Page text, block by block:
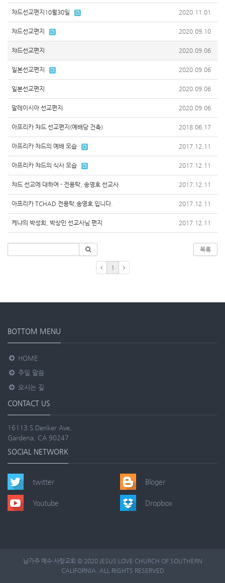
챠드선교편지10월30일 2020.11.01
챠드선교편지 2020.09.10
챠드선교편지 2020.09.06
일본선교편지 2020.09.06
일본선교편지 2020.09.06
말레이시아 선교편지 2020.09.06
아프리카 챠드 선교편지(예배당 건축) 2018.06.17
아프리카 챠드의 예배 모습 2017.12.11
아프리카 챠드의 식사 모습 2017.12.11
챠드 선교에 대하여 - 전용탁, 송영호 선교사 2017.12.11
아프리카 TCHAD 전용탁,송영호 입니다. 2017.12.11
케냐의 박성희, 박상민 선교사님 편지 2017.12.11
목록
1
BOTTOM MENU
HOME
주일 말씀
오시는 길
CONTACT US
16113 S.Denker Ave,
Gardena, CA 90247
SOCIAL NETWORK
twitter
Youtube
Bloger
Dropbox
남가주 예수 사랑교회 © 2020 JESUS LOVE CHURCH OF SOUTHERN
CALIFORNIA. ALL RIGHTS RESERVED